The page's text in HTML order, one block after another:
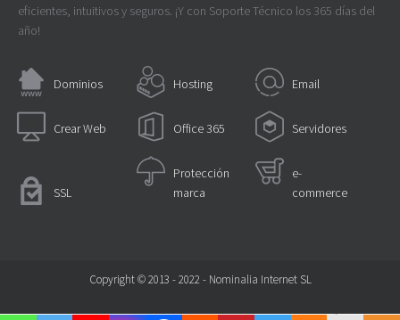
eficientes, intuitivos y seguros. ¡Y con Soporte Técnico los 365 días del
año!
Dominios Hosting Email
Crear Web Office 365 Servidores
SSL
Protección
marca
e-
commerce
Copyright © 2013 - 2022 - Nominalia Internet SL